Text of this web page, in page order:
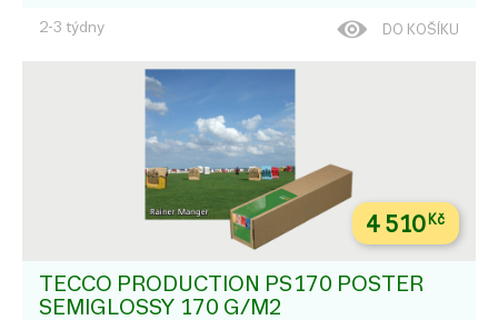
2-3 týdny DO KOŠÍKU
4 510Kč
TECCO PRODUCTION PS170 POSTER
SEMIGLOSSY 170 G/M2